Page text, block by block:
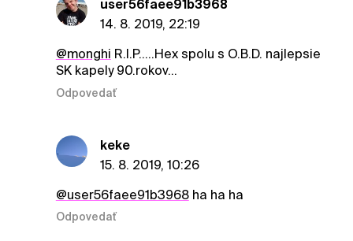
user56faee91b3968
14. 8. 2019, 22:19
@monghi R.I.P.....Hex spolu s O.B.D. najlepsie
SK kapely 90.rokov...
Odpovedať
keke
15. 8. 2019, 10:26
@user56faee91b3968ha ha ha
Odpovedať